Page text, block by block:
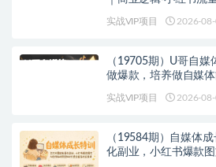
实战VIP项目 2026-08-
（19705期）U哥自媒
做爆款，培养做自媒
实战VIP项目 2026-08-
（19584期）自媒体
化副业，小红书爆款